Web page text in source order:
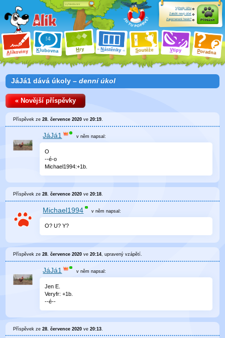
Alíkoviny Klubovna Hry Nástěnky Soutěže Vtipy Poradna
Výhody účtu
Založit nový účet
Zapomenuté heslo?
Přihlásit
JáJá1 dává úkoly – denní úkol
« Novější příspěvky
Příspěvek ze28. července 2020 ve20:19.
JáJá1 v něm napsal:
O
--é-o
Michael1994:+1b.
Příspěvek ze28. července 2020 ve20:18
Michael1994 v němnapsal:
O? U? Y?
Příspěvek ze28. července 2020 ve20:14, upravenývzápětí.
JáJá1 v něm napsal:
Jen E.
Veryfr: +1b.
--é--
Příspěvek ze28. července 2020 ve20:13